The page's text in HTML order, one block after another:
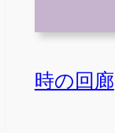
時の回廊